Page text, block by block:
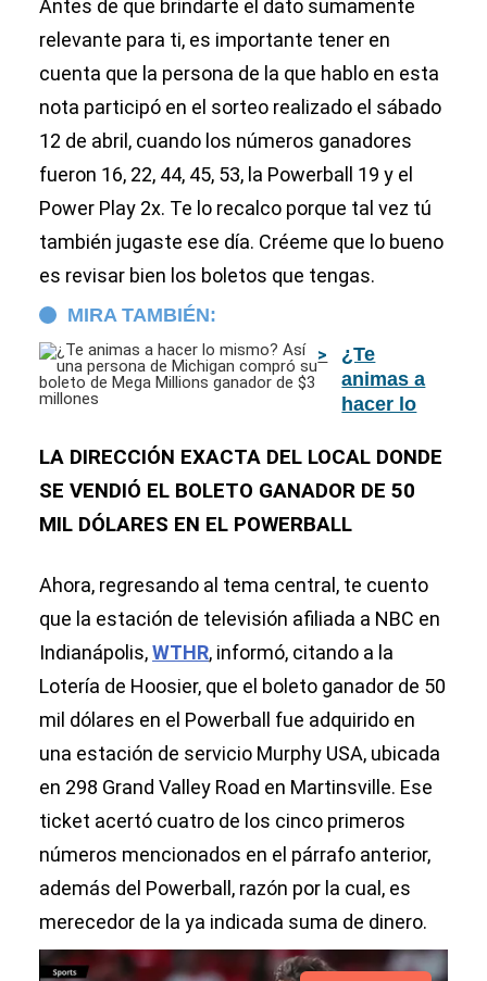
12 de abril
Antes de que brindarte el dato sumamente
relevante para ti, es importante tener en
cuenta que la persona de la que hablo en esta
nota participó en el sorteo realizado el sábado
12 de abril, cuando los números ganadores
fueron 16, 22, 44, 45, 53, la Powerball 19 y el
Power Play 2x. Te lo recalco porque tal vez tú
también jugaste ese día. Créeme que lo bueno
es revisar bien los boletos que tengas.
MIRA TAMBIÉN:
¿Te
animas a
hacer lo
Así una
persona de
Michigan
compró su
Mega
ganador de
$3
millones
LA DIRECCIÓN EXACTA DEL LOCAL DONDE
SE VENDIÓ EL BOLETO GANADOR DE 50
MIL DÓLARES EN EL POWERBALL
Ahora, regresando al tema central, te cuento
que la estación de televisión afiliada a NBC en
Indianápolis,WTHR, informó, citando a la
Lotería de Hoosier, que el boleto ganador de 50
mil dólares en el Powerball fue adquirido en
una estación de servicio Murphy USA, ubicada
en 298 Grand Valley Road en Martinsville. Ese
ticket acertó cuatro de los cinco primeros
números mencionados en el párrafo anterior,
además del Powerball, razón por la cual, es
merecedor de la ya indicada suma de dinero.